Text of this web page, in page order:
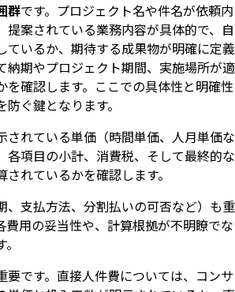
群です。プロジェクト名や件名が依頼内
提案されている業務内容が具体的で、自
ているか、期待する成果物が明確に定義
納期やプロジェクト期間、実施場所が適
を確認します。ここでの具体性と明確性
ぐ鍵となります。
されている単価（時間単価、人月単価な
各項目の小計、消費税、そして最終的な
れているかを確認します。
、支払方法、分割払いの可否など）も重
費用の妥当性や、計算根拠が不明瞭でな
要です。直接人件費については、コンサ